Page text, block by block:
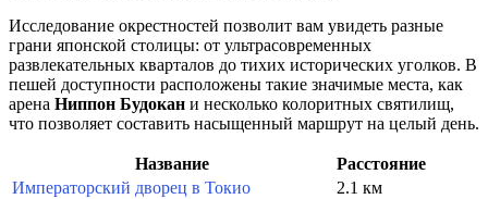
Исследование окрестностей позволит вам увидеть разные
грани японской столицы: от ультрасовременных
развлекательных кварталов до тихих исторических уголков. В
пешей доступности расположены такие значимые места, как
арена Ниппон Будокан и несколько колоритных святилищ,
что позволяет составить насыщенный маршрут на целый день.
Название
Расстояние
Императорский дворец в Токио
2.1 км